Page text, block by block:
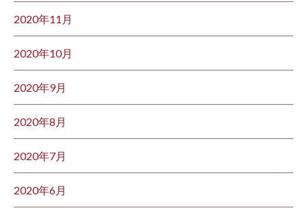
2020年11月
2020年10月
2020年9月
2020年8月
2020年7月
2020年6月